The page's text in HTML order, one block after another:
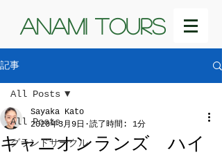
ANAMI TOURS
記事
All Posts
グランドサークル
All Posts
キャニオンランズ ハイ
Sayaka Kato
2020年3月9日
読了時間: 1分